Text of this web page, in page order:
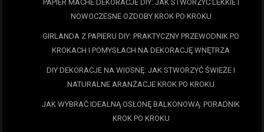
PAPIER MACHE DEKORACJE DIY: JAK STWORZYĆ LEKKIE I
NOWOCZESNE OZDOBY KROK PO KROKU
GIRLANDA Z PAPIERU DIY: PRAKTYCZNY PRZEWODNIK PO
KROKACH I POMYSŁACH NA DEKORACJĘ WNĘTRZA
DIY DEKORACJE NA WIOSNĘ: JAK STWORZYĆ ŚWIEŻE I
NATURALNE ARANŻACJE KROK PO KROKU
JAK WYBRAĆ IDEALNĄ OSŁONĘ BALKONOWĄ: PORADNIK
KROK PO KROKU